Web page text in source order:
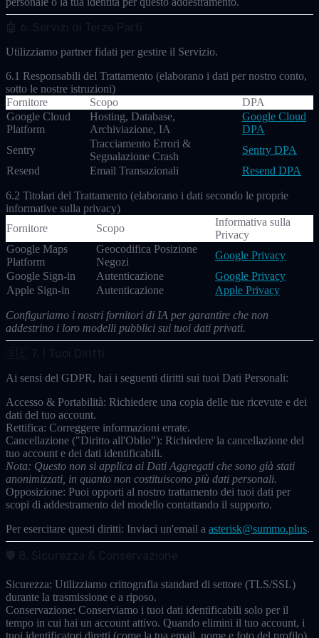
🤖 6. Servizi di Terze Parti
Utilizziamo partner fidati per gestire il Servizio.
6.1 Responsabili del Trattamento (elaborano i dati per nostro conto,
sotto le nostre istruzioni)
Fornitore
Scopo
DPA
Google Cloud
Platform
Hosting, Database,
Archiviazione, IA
Google Cloud
DPA
Sentry
Tracciamento Errori &
Segnalazione Crash
Sentry DPA
Resend
Email Transazionali Resend DPA
6.2 Titolari del Trattamento (elaborano i dati secondo le proprie
informative sulla privacy)
Fornitore
Scopo
Informativa sulla
Privacy
Google Maps
Platform
Geocodifica Posizione
Negozi
Google Privacy
Google Sign-in
Autenticazione
Google Privacy
Apple Sign-in
Autenticazione Apple Privacy
Configuriamo i nostri fornitori di IA per garantire che non
addestrino i loro modelli pubblici sui tuoi dati privati.
🇸🇪 7. I Tuoi Diritti
Ai sensi del GDPR, hai i seguenti diritti sui tuoi Dati Personali:
Accesso & Portabilità: Richiedere una copia delle tue ricevute e dei
dati del tuo account.
Rettifica: Correggere informazioni errate.
Cancellazione ("Diritto all'Oblio"): Richiedere la cancellazione del
tuo account e dei dati identificabili.
Nota: Questo non si applica ai Dati Aggregati che sono già stati
anonimizzati, in quanto non costituiscono più dati personali.
Opposizione: Puoi opporti al nostro trattamento dei tuoi dati per
scopi di addestramento del modello contattando il supporto.
Per esercitare questi diritti: Inviaci un'email a asterisk@summo.plus.
🛡️ 8. Sicurezza & Conservazione
Sicurezza: Utilizziamo crittografia standard di settore (TLS/SSL)
durante la trasmissione e a riposo.
Conservazione: Conserviamo i tuoi dati identificabili solo per il
tempo in cui hai un account attivo. Quando elimini il tuo account, i
tuoi identificatori diretti (come la tua email, nome e foto del profilo)